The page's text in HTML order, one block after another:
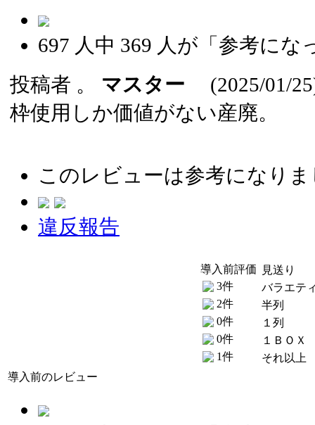
697 人中 369 人が「参考にな
投稿者 。 マスター (2025/01/
枠使用しか価値がない産廃。
このレビューは参考になり
違反報告
導入前評価
3件
2件
0件
0件
1件
見送り
バラエテ
半列
１列
１ＢＯＸ
それ以上
導入前のレビュー